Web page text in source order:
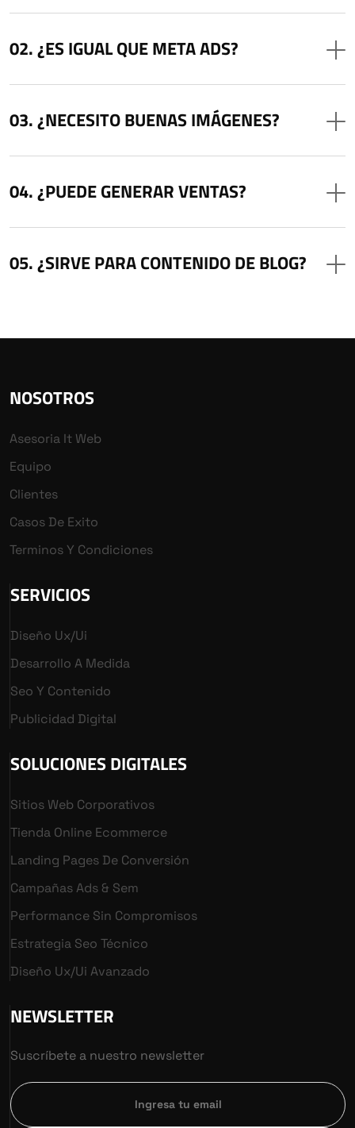
¿ES IGUAL QUE META ADS?
¿NECESITO BUENAS IMÁGENES?
¿PUEDE GENERAR VENTAS?
¿SIRVE PARA CONTENIDO DE BLOG?
NOSOTROS
Asesoria It Web
Equipo
Clientes
Casos De Exito
Terminos Y Condiciones
SERVICIOS
Diseño Ux/ui
Desarrollo A Medida
Seo Y Contenido
Publicidad Digital
SOLUCIONES DIGITALES
Sitios Web Corporativos
Tienda Online Ecommerce
Landing Pages De Conversión
Campañas Ads & Sem
Performance Sin Compromisos
Estrategia Seo Técnico
Diseño Ux/ui Avanzado
NEWSLETTER
Suscríbete a nuestro newsletter